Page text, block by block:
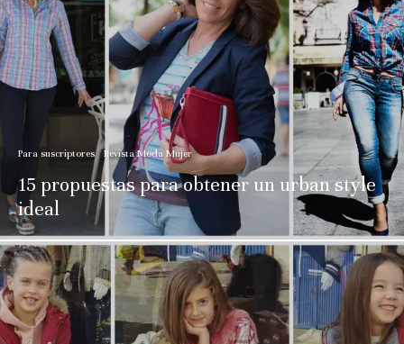
Para suscriptores Revista Moda Mujer
15 propuestas para obtener un urban style
ideal